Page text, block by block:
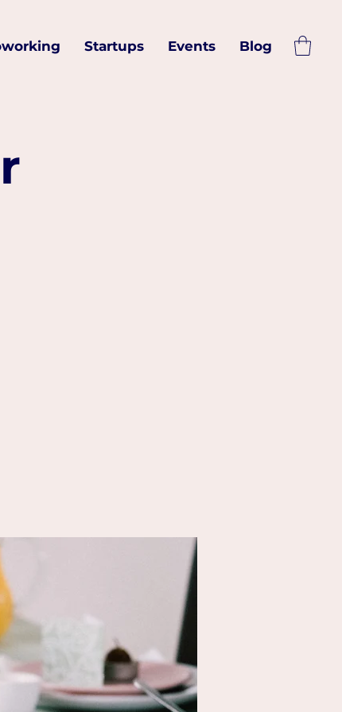
Startups Events Blog